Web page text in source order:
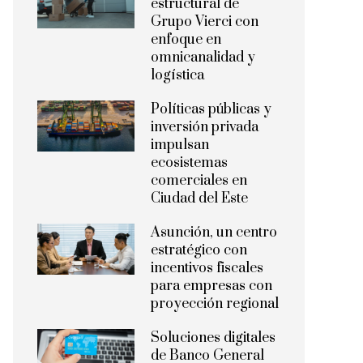
estructural de
Grupo Vierci con
enfoque en
omnicanalidad y
logística
Políticas públicas y
inversión privada
impulsan
ecosistemas
comerciales en
Ciudad del Este
Asunción, un centro
estratégico con
incentivos fiscales
para empresas con
proyección regional
Soluciones digitales
de Banco General